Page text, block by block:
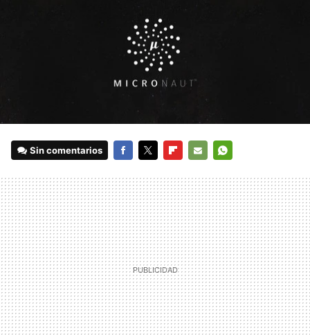
Sin comentarios
MAIL